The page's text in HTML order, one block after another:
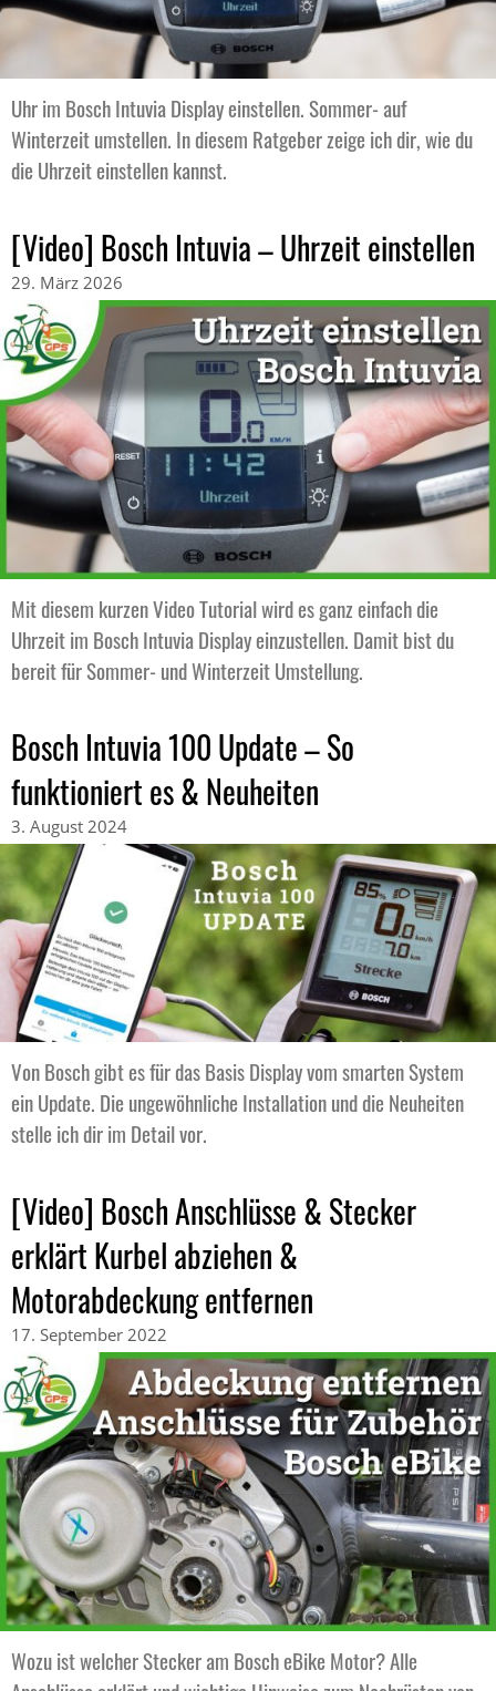
Uhr im Bosch Intuvia Display einstellen. Sommer- auf
Winterzeit umstellen. In diesem Ratgeber zeige ich dir, wie du
die Uhrzeit einstellen kannst.
[Video] Bosch Intuvia – Uhrzeit einstellen
29. März 2026
Mit diesem kurzen Video Tutorial wird es ganz einfach die
Uhrzeit im Bosch Intuvia Display einzustellen. Damit bist du
bereit für Sommer- und Winterzeit Umstellung.
Bosch Intuvia 100 Update – So
funktioniert es & Neuheiten
3. August 2024
Von Bosch gibt es für das Basis Display vom smarten System
ein Update. Die ungewöhnliche Installation und die Neuheiten
stelle ich dir im Detail vor.
[Video] Bosch Anschlüsse & Stecker
erklärt Kurbel abziehen &
Motorabdeckung entfernen
17. September 2022
Wozu ist welcher Stecker am Bosch eBike Motor? Alle